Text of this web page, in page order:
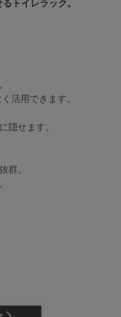
トイレラック。
活用できます。
隠せます。
群。